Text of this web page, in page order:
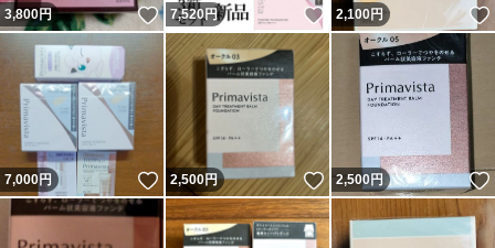
3,800円 いいね！
7,520円 いいね！
2,100円
7,000円 いいね！
2,500円 いいね！
2,500円